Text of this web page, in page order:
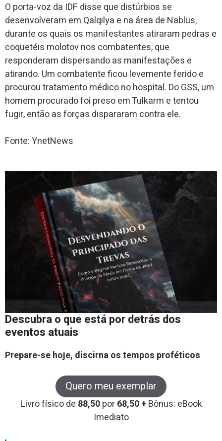
O porta-voz da IDF disse que distúrbios se
desenvolveram em Qalqilya e na área de Nablus,
durante os quais os manifestantes atiraram pedras e
coquetéis molotov nos combatentes, que
responderam dispersando as manifestações e
atirando. Um combatente ficou levemente ferido e
procurou tratamento médico no hospital. Do GSS, um
homem procurado foi preso em Tulkarm e tentou
fugir, então as forças dispararam contra ele.
Fonte: YnetNews
Descubra o que está por detrás dos
eventos atuais
Prepare-se hoje, discirna os tempos proféticos
Quero meu exemplar
Livro físico de88,50 por68,50 +Bônus: eBook
Imediato